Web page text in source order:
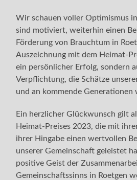
Wir schauen voller Optimismus
sind motiviert, weiterhin einen
Förderung von Brauchtum in
Auszeichnung mit dem Heimat-
ein persönlicher Erfolg, sondern
Verpflichtung, die Schätze
und an kommende Generationen
Ein herzlicher Glückwunsch gilt
Heimat-Preises 2023, die mit
ihrer Hingabe einen wertvollen
unserer Gemeinschaft geleistet
positive Geist der
Gemeinschaftssinns in Roetgen